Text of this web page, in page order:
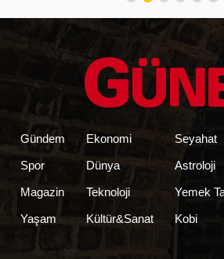
Gündem
Spor
Magazin
Yaşam
Ekonomi
Dünya
Teknoloji
Kültür&Sanat
Seyahat
Astroloji
Yemek
Kobi